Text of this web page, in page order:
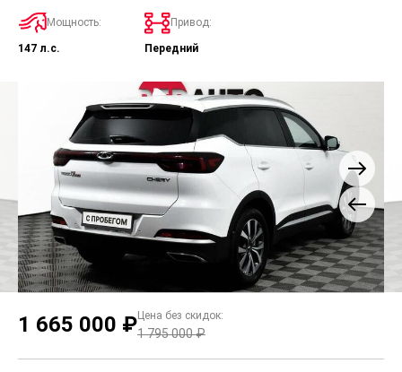
Мощность:
147 л.с.
Привод:
Передний
1 665 000 ₽Цена без скидок:
1 795 000 ₽